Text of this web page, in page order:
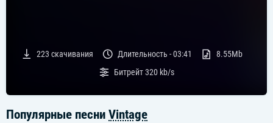
223 скачивания Длительность -03:41
8.55Mb
Битрейт320 kb/s
Популярные песни Vintage